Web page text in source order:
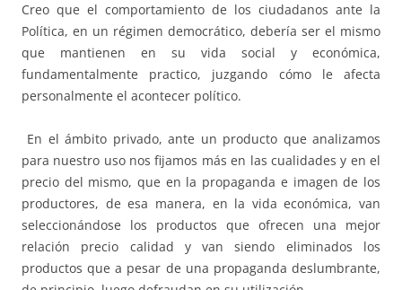
Creo que el comportamiento de los ciudadanos ante la
Política, en un régimen democrático, debería ser el mismo
que mantienen en su vida social y económica,
fundamentalmente practico, juzgando cómo le afecta
personalmente el acontecer político.
En el ámbito privado, ante un producto que analizamos
para nuestro uso nos fijamos más en las cualidades y en el
precio del mismo, que en la propaganda e imagen de los
productores, de esa manera, en la vida económica, van
seleccionándose los productos que ofrecen una mejor
relación precio calidad y van siendo eliminados los
productos que a pesar de una propaganda deslumbrante,